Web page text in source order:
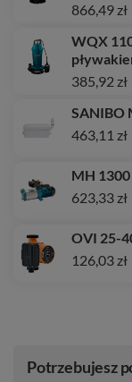
866,49 zł
WQX
385,92 zł
SANIBO
463,11 zł
MH
623,33 zł
OVI 25-
126,03 zł
Potrzebujesz